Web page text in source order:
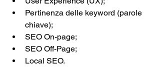
Pertinenza delle keyword (parole
chiave);
SEO On-page;
SEO Off-Page;
Local SEO.